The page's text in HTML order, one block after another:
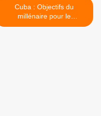
Cuba : Objectifs du
millénaire pour le
développement, Troisième